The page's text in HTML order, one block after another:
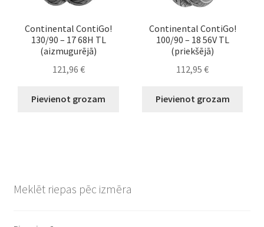
Continental ContiGo!
130/90 – 17 68H TL
(aizmugurējā)
121,96 €
Pievienot grozam
Continental ContiGo!
100/90 – 18 56V TL
(priekšējā)
112,95€
Pievienot grozam
Meklēt riepas pēc izmēra